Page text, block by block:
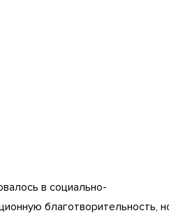
в социально-
благотворительность,